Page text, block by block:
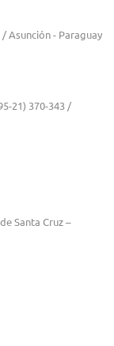
Asunción - Paraguay
21) 370-343 /
Santa Cruz –